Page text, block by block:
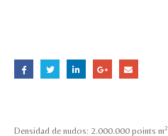
Densidad de nudos: 2.000.000 points m2